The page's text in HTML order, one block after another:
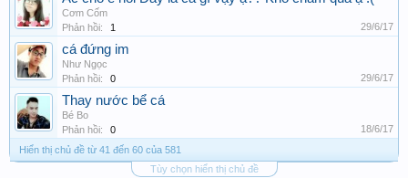
Cơm Cốm
Phản hồi:
1 29/6/17
cá đứng im
Như Ngọc
Phản hồi:
0 29/6/17
Thay nước bể cá
Bé Bo
Phản hồi:
0
18/6/17
Hiển thị chủ đề từ 41 đến 60 của 581
Tùy chọn hiển thị chủ đề